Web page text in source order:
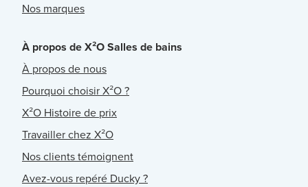
Nos marques
À propos de X²O Salles de bains
À propos de nous
Pourquoi choisir X²O ?
X²O Histoire de prix
Travailler chez X²O
Nos clients témoignent
Avez-vous repéré Ducky ?